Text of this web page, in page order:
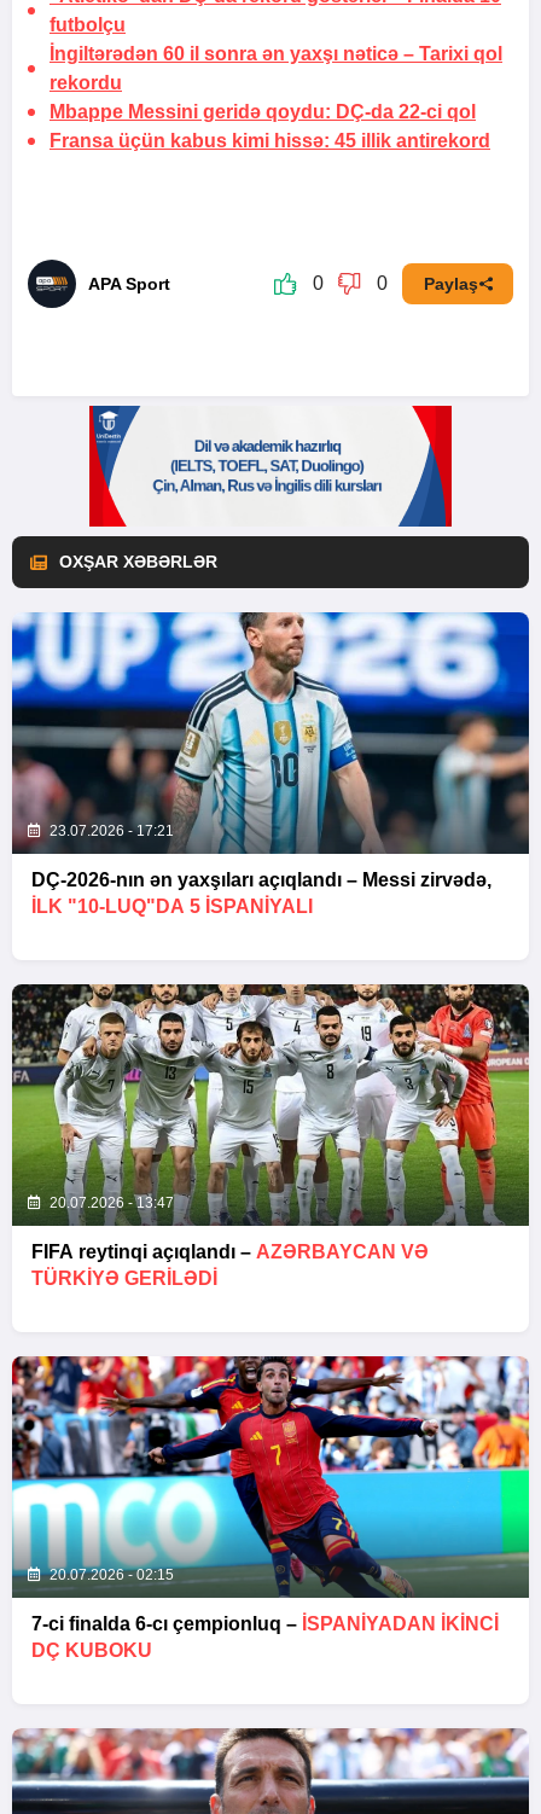
futbolçu
İngiltərədən 60 il sonra ən yaxşı nəticə – Tarixi qol
rekordu
Mbappe Messini geridə qoydu: DÇ-da 22-ci qol
Fransa üçün kabus kimi hissə: 45 illik antirekord
APA Sport 0 0 Paylaş
OXŞAR XƏBƏRLƏR
23.07.2026 - 17:21
DÇ-2026-nın ən yaxşıları açıqlandı – Messi zirvədə,
ILK "10-LUQ"DA 5 ISPANIYALI
20.07.2026 - 13:47
FIFA reytinqi açıqlandı – AZƏRBAYCAN VƏ
TÜRKIYƏ GERILƏDI
20.07.2026 - 02:15
7-ci finalda 6-cı çempionluq – İSPANIYADAN IKINCI
DÇ KUBOKU